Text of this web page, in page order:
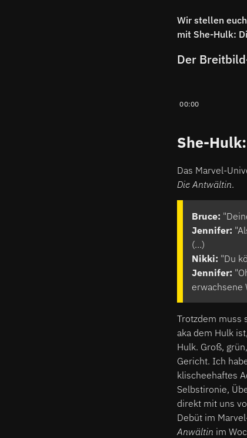
Wir stellen
mit She-Hulk:
Der
00:00
She-
Das Marvel-
Die Antwältin.
Bruce:
Jennifer:
(…)
Nikki: "Du
Jennifer:
erwachsene
Trotzdem muss
aka dem Hulk
Hulk. Groß,
Gericht. Ich
klischeehaftes
Selbstironie,
direkt mit uns
Debüt im
Anwältin im